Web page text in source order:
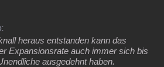
heraus entstanden kann das
Expansionsrate auch immer sich bis
ausgedehnt haben.